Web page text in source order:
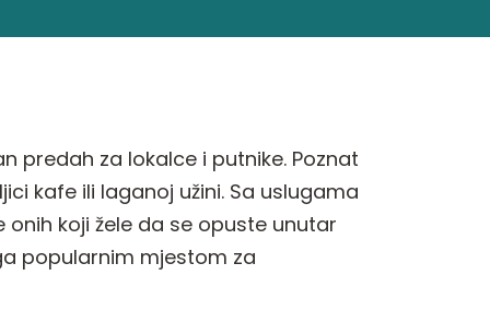
predah za lokalce i putnike. Poznat
kafe ili laganoj užini. Sa uslugama
koji žele da se opuste unutar
popularnim mjestom za